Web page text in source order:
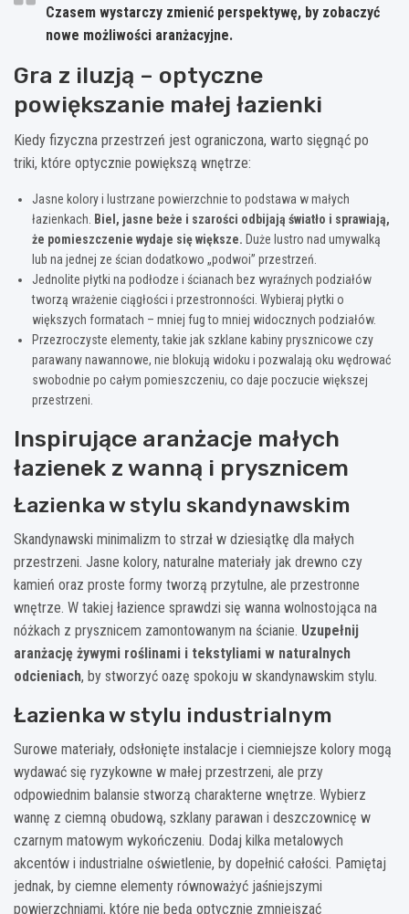
Czasem wystarczy zmienić perspektywę, by zobaczyć
nowe możliwości aranżacyjne.
Gra z iluzją – optyczne
powiększanie małej łazienki
Kiedy fizyczna przestrzeń jest ograniczona, warto sięgnąć po
triki, które optycznie powiększą wnętrze:
Jasne kolory i lustrzane powierzchnie to podstawa w małych
łazienkach. Biel, jasne beże i szarości odbijają światło i sprawiają,
że pomieszczenie wydaje się większe. Duże lustro nad umywalką
lub na jednej ze ścian dodatkowo „podwoi” przestrzeń.
Jednolite płytki na podłodze i ścianach bez wyraźnych podziałów
tworzą wrażenie ciągłości i przestronności. Wybieraj płytki o
większych formatach – mniej fug to mniej widocznych podziałów.
Przezroczyste elementy, takie jak szklane kabiny prysznicowe czy
parawany nawannowe, nie blokują widoku i pozwalają oku wędrować
swobodnie po całym pomieszczeniu, co daje poczucie większej
przestrzeni.
Inspirujące aranżacje małych
łazienek z wanną i prysznicem
Łazienka w stylu skandynawskim
Skandynawski minimalizm to strzał w dziesiątkę dla małych
przestrzeni. Jasne kolory, naturalne materiały jak drewno czy
kamień oraz proste formy tworzą przytulne, ale przestronne
wnętrze. W takiej łazience sprawdzi się wanna wolnostojąca na
nóżkach z prysznicem zamontowanym na ścianie. Uzupełnij
aranżację żywymi roślinami i tekstyliami w naturalnych
odcieniach, by stworzyć oazę spokoju w skandynawskim stylu.
Łazienka w stylu industrialnym
Surowe materiały, odsłonięte instalacje i ciemniejsze kolory mogą
wydawać się ryzykowne w małej przestrzeni, ale przy
odpowiednim balansie stworzą charakterne wnętrze. Wybierz
wannę z ciemną obudową, szklany parawan i deszczownicę w
czarnym matowym wykończeniu. Dodaj kilka metalowych
akcentów i industrialne oświetlenie, by dopełnić całości. Pamiętaj
jednak, by ciemne elementy równoważyć jaśniejszymi
powierzchniami, które nie będą optycznie zmniejszać